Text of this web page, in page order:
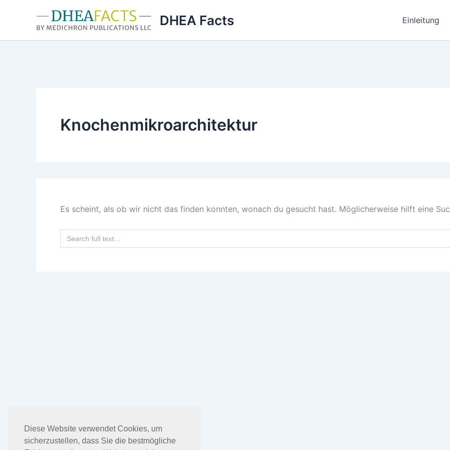
Diese Website verwendet Cookies, um
sicherzustellen, dass Sie die bestmögliche
DHEA Facts Einleitung
Knochenmikroarchitektur
Es scheint, als ob wir nicht das finden konnten, wonach du gesucht hast. Möglicherweise hilft eine
Search
for: